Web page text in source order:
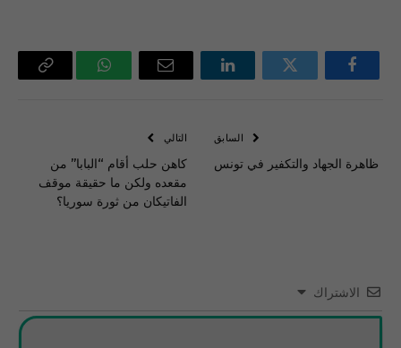
فيسبوك تويتر لينكدإن
البريد
واتساب Copy
السابق
ظاهرة الجهاد والتكفير في تونس
التالي
كاهن حلب أقام “البابا” من
مقعده ولكن ما حقيقة موقف
الفاتيكان من ثورة سوريا؟
الاشتراك